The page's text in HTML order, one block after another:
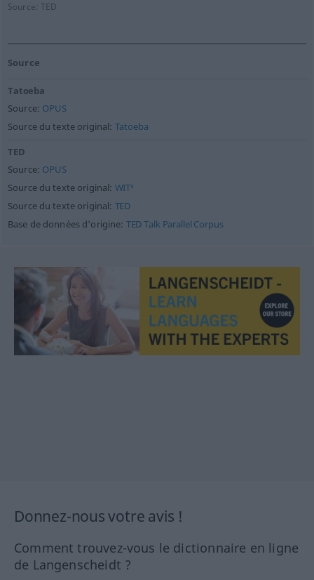
Source:TED
Source
Tatoeba
Source: OPUS
Source du texte original: Tatoeba
TED
Source: OPUS
Source du texte original: WIT³
Source du texte original: TED
Base de données d'origine: TED Talk Parallel Corpus
Donnez-nous votre avis !
Comment trouvez-vous le dictionnaire en ligne
de Langenscheidt ?